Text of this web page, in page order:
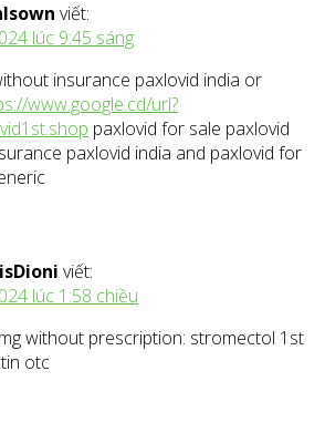
viết:
lúc 9:45 sáng
insurance paxlovid india or
www.google.cd/url?
paxlovid for sale paxlovid
paxlovid india and paxlovid for
viết:
lúc 1:58 chiều
without prescription: stromectol 1st
otc